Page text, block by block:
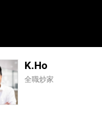
K.Ho
全職炒家